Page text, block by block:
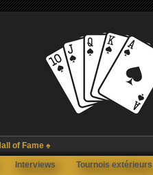
of Fame ♠
Interviews
Tournois extérieurs